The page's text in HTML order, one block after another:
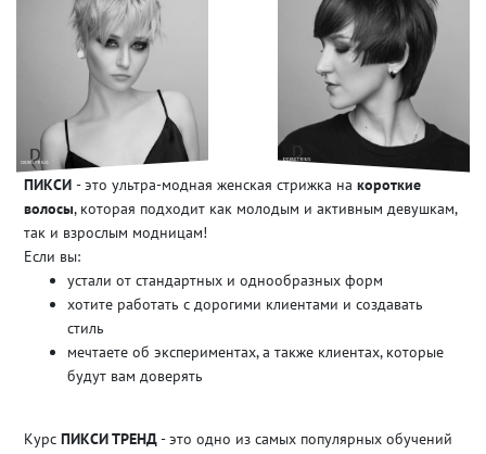
ПИКСИ - это ультра-модная женская стрижка на короткие
волосы, которая подходит как молодым и активным девушкам,
так и взрослым модницам!
Если вы:
устали от стандартных и однообразных форм
хотите работать с дорогими клиентами и создавать
стиль
мечтаете об экспериментах, а также клиентах, которые
будут вам доверять
Курс ПИКСИ ТРЕНД- это одно из самых популярных обучений